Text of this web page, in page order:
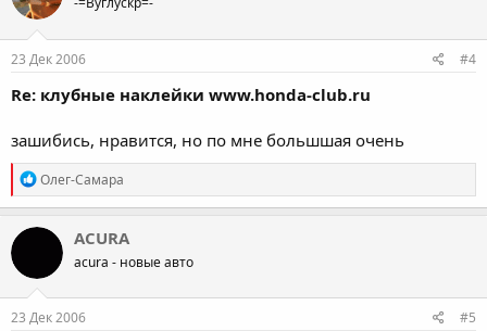
i
o
n
s
23 Дек 2006 #4
Re: клубные наклейки www.honda-club.ru
зашибись, нравится, но по мне большшая очень
R
e
a
c
o
n
s
Олег-Самара
ACURA
acura - новые авто
23 Дек 2006 #5